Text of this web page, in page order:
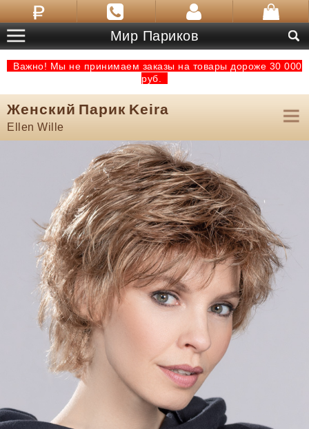
Мир Париков
Важно! Мы не принимаем заказы на товары дороже 30 000
руб.
Женский Парик Keira
Ellen Wille